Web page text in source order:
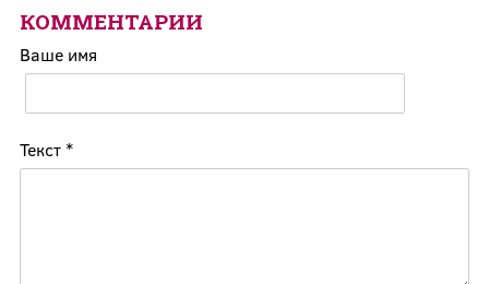
КОММЕНТАРИИ
Ваше имя
Текст *